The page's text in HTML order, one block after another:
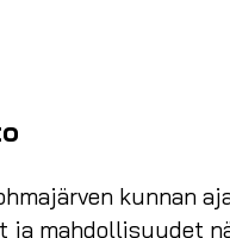
kunnan
ja mahdollisuudet